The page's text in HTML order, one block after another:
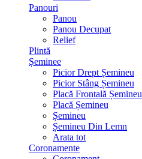
Panouri
Panou
Panou Decupat
Relief
Plintă
Șeminee
Picior Drept Șemineu
Picior Stâng Șemineu
Placă Frontală Șemineu
Placă Șemineu
Șemineu
Șemineu Din Lemn
Arata tot
Coronamente